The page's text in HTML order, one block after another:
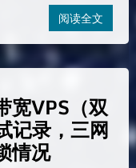
阅读全文
宽VPS（双
记录，三网
情况